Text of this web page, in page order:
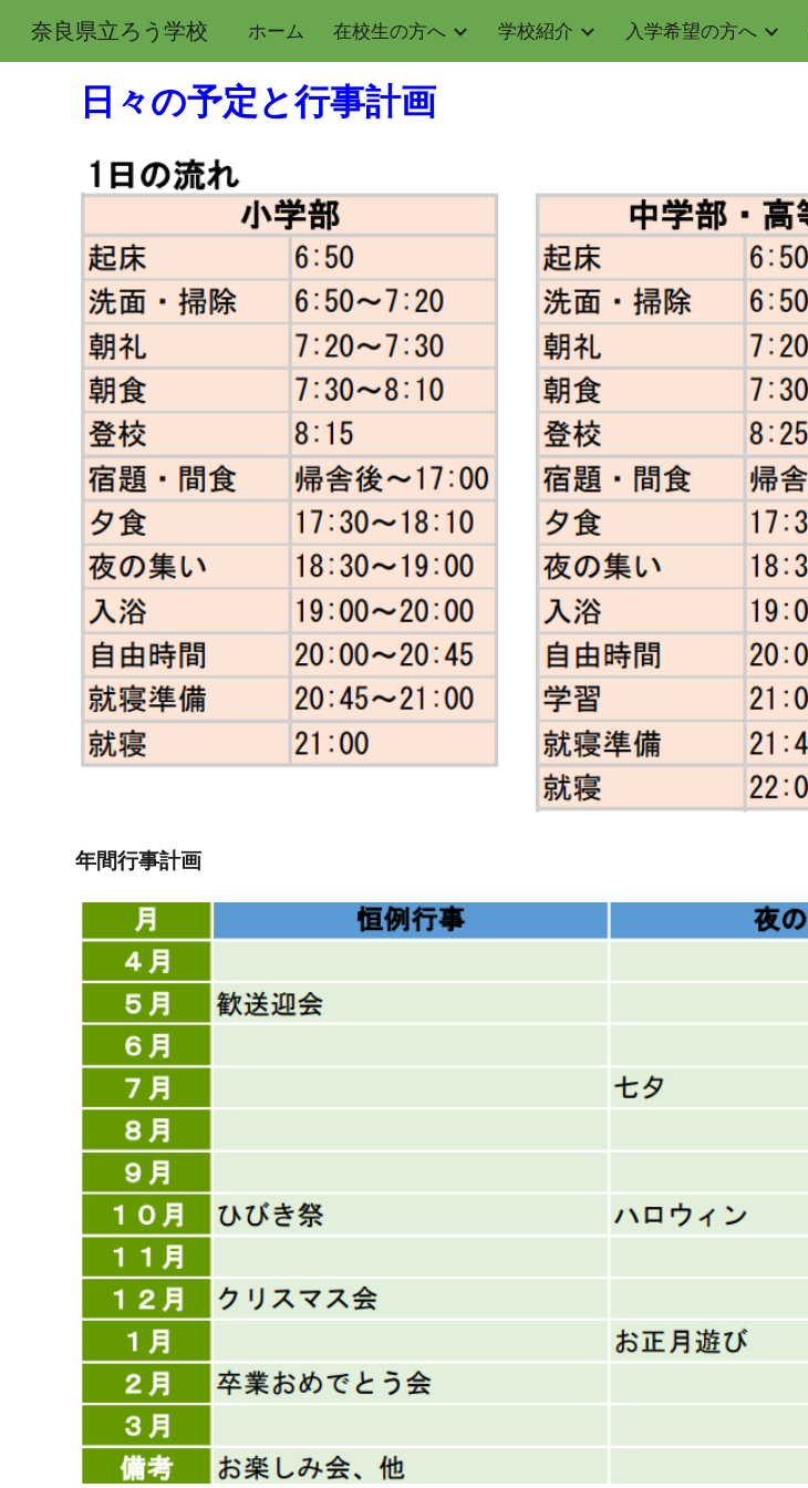
Skip to main content
奈良県立ろう学校 ホーム 在校生の方へ 学校紹介 入学希望の方へ
日々の予定と行事計画
年間行事計画